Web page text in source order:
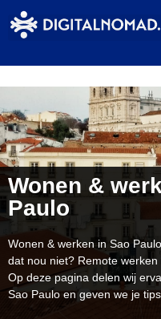
Wonen &
Paulo
Wonen & werken in Sao Paulo,
dat nou niet? Remote
Op deze pagina delen wij
Sao Paulo en geven we je